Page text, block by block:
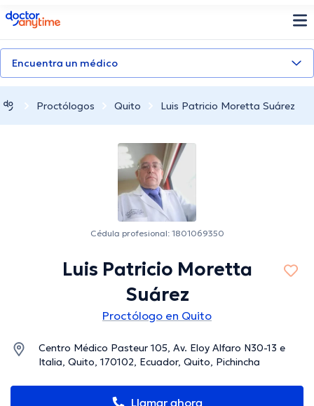
doctoranytime
Encuentra un médico
Proctólogos Quito Luis Patricio Moretta Suárez
Cédula profesional: 1801069350
Luis Patricio Moretta
Suárez
Proctólogo en Quito
Centro Médico Pasteur 105, Av. Eloy Alfaro N30-13 e
Italia, Quito, 170102, Ecuador, Quito, Pichincha
Llamar ahora